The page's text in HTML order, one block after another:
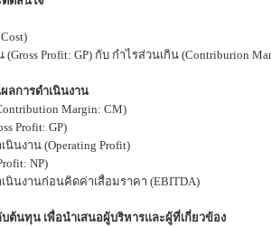
Profit: GP) กับ กำไรส่วนเกิน (Contriburion
ลการดำเนินงาน
Margin: CM)
Profit: GP)
นงาน (Operating Profit)
NP)
นินงานก่อนคิดค่าเสื่อมราคา (EBITDA)
ต้นทุน เพื่อนำเสนอผู้บริหารและผู้ที่เกี่ยวข้อง